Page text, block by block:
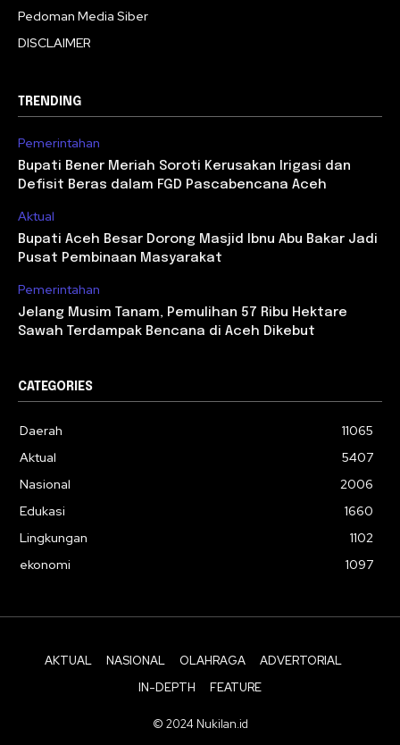
Pedoman Media Siber
DISCLAIMER
TRENDING
Pemerintahan
Bupati Bener Meriah Soroti Kerusakan Irigasi dan
Defisit Beras dalam FGD Pascabencana Aceh
Aktual
Bupati Aceh Besar Dorong Masjid Ibnu Abu Bakar Jadi
Pusat Pembinaan Masyarakat
Pemerintahan
Jelang Musim Tanam, Pemulihan 57 Ribu Hektare
Sawah Terdampak Bencana di Aceh Dikebut
CATEGORIES
Daerah
11065
Aktual
5407
Nasional
2006
Edukasi
1660
Lingkungan
1102
ekonomi
1097
AKTUAL NASIONAL OLAHRAGA
ADVERTORIAL
IN-DEPTH
FEATURE
© 2024 Nukilan.id